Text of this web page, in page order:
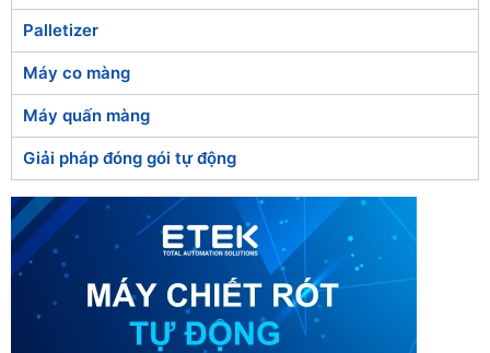
Palletizer
Máy co màng
Máy quấn màng
Giải pháp đóng gói tự động